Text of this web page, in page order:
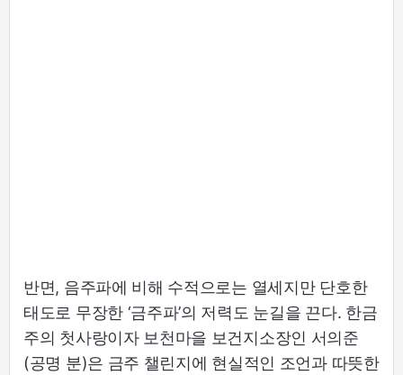
반면, 음주파에 비해 수적으로는 열세지만 단호한
태도로 무장한 ‘금주파’의 저력도 눈길을 끈다. 한금
주의 첫사랑이자 보천마을 보건지소장인 서의준
(공명 분)은 금주 챌린지에 현실적인 조언과 따뜻한